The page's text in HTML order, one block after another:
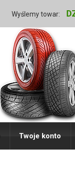
Wyślemy towar:
Twoje konto